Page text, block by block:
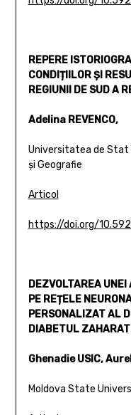
REPERE
CONDIȚIILOR ȘI
REGIUNII DE SUD A
Adelina REVENCO,
Universitatea de Stat
și Geografie
Articol
https://doi.org/
DEZVOLTAREA
PE REȚELE
PERSONALIZAT AL
DIABETUL ZAHARAT
Ghenadie USIC,
Moldova State